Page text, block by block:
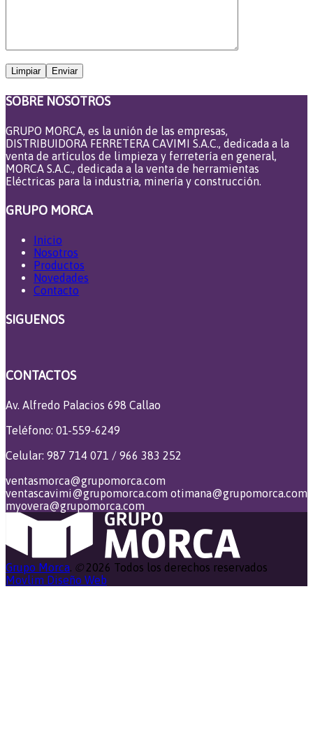
SOBRE NOSOTROS
GRUPO MORCA, es la unión de las empresas,
DISTRIBUIDORA FERRETERA CAVIMI S.A.C., dedicada a la
venta de artículos de limpieza y ferretería en general,
MORCA S.A.C., dedicada a la venta de herramientas
Eléctricas para la industria, minería y construcción.
GRUPO MORCA
Inicio
Nosotros
Productos
Novedades
Contacto
SIGUENOS
CONTACTOS
Av. Alfredo Palacios 698 Callao
Teléfono: 01-559-6249
Celular: 987 714 071 / 966 383 252
ventasmorca@grupomorca.com
ventascavimi@grupomorca.com otimana@grupomorca.com
myovera@grupomorca.com
Grupo Morca. ©2026 Todos los derechos reservados
Movlim Diseño Web